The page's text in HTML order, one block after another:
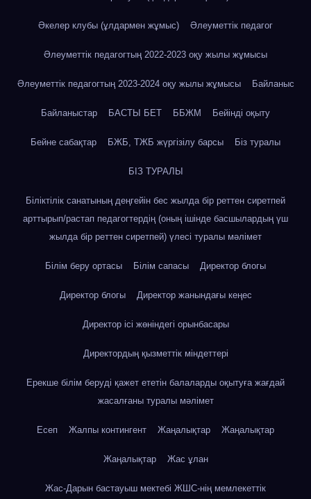
Әкелер клубы (ұлдармен жұмыс) Әлеуметтік педагог
Әлеуметтік педагогтың 2022-2023 оқу жылы жұмысы
Әлеуметтік педагогтың 2023-2024 оқу жылы жұмысы Байланыс
Байланыстар БАСТЫ БЕТ ББЖМ Бейінді оқыту
Бейне сабақтар БЖБ, ТЖБ жүргізілу барсы Біз туралы
БІЗ ТУРАЛЫ
Біліктілік санатының деңгейін бес жылда бір реттен сиретпей
арттырып/растап педагогтердің (оның ішінде басшылардың үш
жылда бір реттен сиретпей) үлесі туралы мәлімет
Білім беру ортасы Білім сапасы Директор блогы
Директор блогы Директор жанындағы кеңес
Директор ісі жөніндегі орынбасары
Директордың қызметтік міндеттері
Ерекше білім беруді қажет ететін балаларды оқытуға жағдай
жасалғаны туралы мәлімет
Есеп Жалпы контингент Жаңалықтар Жаңалықтар
Жаңалықтар Жас ұлан
Жас-Дарын бастауыш мектебі ЖШС-нің мемлекеттік